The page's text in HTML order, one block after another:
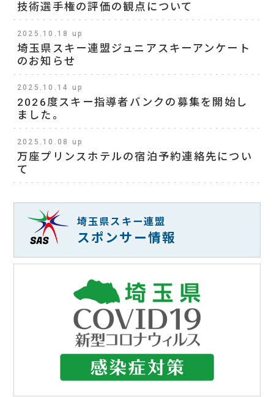
技術選手権の評価の観点について
2025.10.18 up
埼玉県スキー連盟ジュニアスキーアンケート
のお知らせ
2025.10.14 up
2026度スキー指導者バンクの募集を開始し
ました。
2025.10.08 up
万座プリンスホテルの宿泊予約連絡先につい
て
埼玉県スキー連盟
スポンサー情報